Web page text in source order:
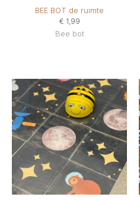
BEE BOT de ruimte
€ 1,99
Bee bot